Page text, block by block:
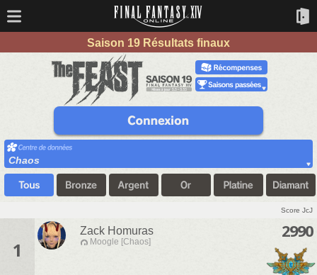
Saison 19 Résultats finaux
Chaos
Score JcJ
1
Zack Homuras
Moogle [Chaos]
2990